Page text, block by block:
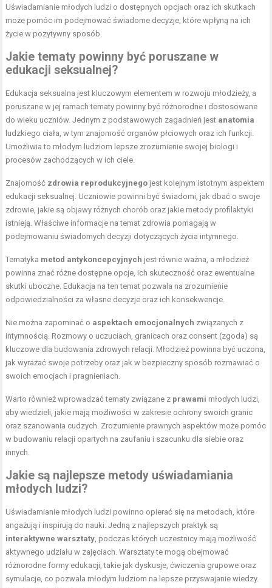
Uświadamianie młodych ludzi o dostępnych opcjach oraz ich skutkach
może pomóc im podejmować świadome decyzje, które wpłyną na ich
życie w pozytywny sposób.
Jakie tematy powinny być poruszane w
edukacji seksualnej?
Edukacja seksualna jest kluczowym elementem w rozwoju młodzieży, a
poruszane w jej ramach tematy powinny być różnorodne i dostosowane
do wieku uczniów. Jednym z podstawowych zagadnień jest anatomia
ludzkiego ciała, w tym znajomość organów płciowych oraz ich funkcji.
Umożliwia to młodym ludziom lepsze zrozumienie swojej biologi i
procesów zachodzących w ich ciele.
Znajomość zdrowia reprodukcyjnego jest kolejnym istotnym aspektem
edukacji seksualnej. Uczniowie powinni być świadomi, jak dbać o swoje
zdrowie, jakie są objawy różnych chorób oraz jakie metody profilaktyki
istnieją. Właściwe informacje na temat zdrowia pomagają w
podejmowaniu świadomych decyzji dotyczących życia intymnego.
Tematyka metod antykoncepcyjnych jest równie ważna, a młodzież
powinna znać różne dostępne opcje, ich skuteczność oraz ewentualne
skutki uboczne. Edukacja na ten temat pozwala na zrozumienie
odpowiedzialności za własne decyzje oraz ich konsekwencje.
Nie można zapominać o aspektach emocjonalnych związanych z
intymnością. Rozmowy o uczuciach, granicach oraz consent (zgoda) są
kluczowe dla budowania zdrowych relacji. Młodzież powinna być uczona,
jak wyrażać swoje potrzeby oraz jak w bezpieczny sposób rozmawiać o
swoich emocjach i pragnieniach.
Warto również wprowadzać tematy związane z prawami młodych ludzi,
aby wiedzieli, jakie mają możliwości w zakresie ochrony swoich granic
oraz szanowania cudzych. Zrozumienie prawnych aspektów może pomóc
w budowaniu relacji opartych na zaufaniu i szacunku dla siebie oraz
innych.
Jakie są najlepsze metody uświadamiania
młodych ludzi?
Uświadamianie młodych ludzi powinno opierać się na metodach, które
angażują i inspirują do nauki. Jedną z najlepszych praktyk są
interaktywne warsztaty , podczas których uczestnicy mają możliwość
aktywnego udziału w zajęciach. Warsztaty te mogą obejmować
różnorodne formy edukacji, takie jak dyskusje, ćwiczenia grupowe oraz
symulacje, co pozwala młodym ludziom na lepsze przyswajanie wiedzy.